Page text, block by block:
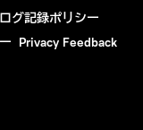
グ記録ポリシー
Privacy Feedback